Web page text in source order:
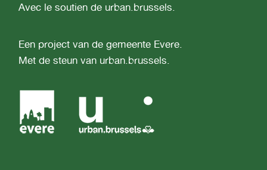
Avec le soutien de urban.brussels.
Een project van de gemeente Evere.
Met de steun van urban.brussels.